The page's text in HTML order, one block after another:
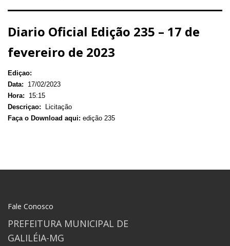
Diario Oficial Edição 235 – 17 de
fevereiro de 2023
Ediçao:
Data:
17/02/2023
Hora:
15:15
Descriçao:
Licitação
Faça o Download aqui: edição 235
Fale Conosco
PREFEITURA MUNICIPAL DE
GALILÉIA-MG